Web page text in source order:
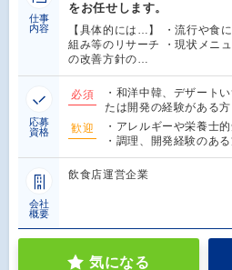
仕事
内容
をお任せします。
【具体的には…】 ・流行や食
組み等のリサーチ ・現状メニ
の改善方針の…
応募
資格
必須
・和洋中韓、デザート
たは開発の経験がある方
歓迎
・アレルギーや栄養士
・調理、開発経験のあ
会社
概要
飲食店運営企業
気になる